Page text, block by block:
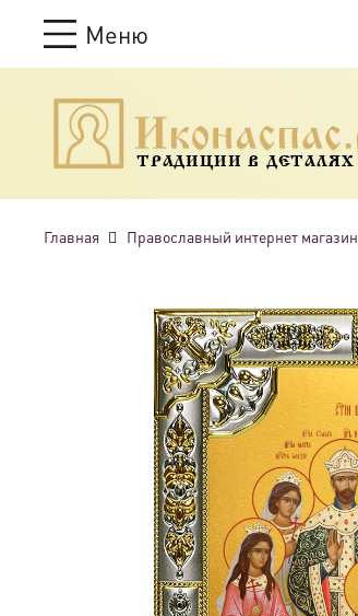
Меню
ТРАДИЦИИ В ДЕТАЛЯХ
Главная Православный интернет магазин